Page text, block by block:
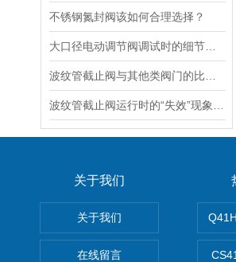
不锈钢氮封阀该如何合理选择？
关于我们
关于我们
在线留言